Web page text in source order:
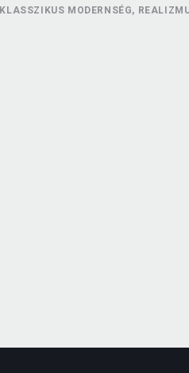
KLASSZIKUS MODERNSÉG,